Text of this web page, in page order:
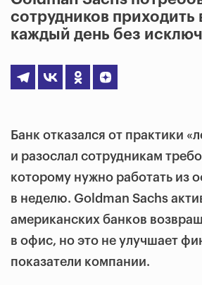
сотрудников приходить
каждый день без
Банк отказался от практики
и разослал сотрудникам
которому нужно работать из
в неделю. Goldman Sachs
американских банков
в офис, но это не улучшает
показатели компании.